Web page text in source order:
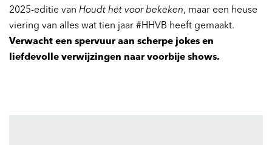
2025-editie van Houdt het voor bekeken, maar een heuse
viering van alles wat tien jaar #HHVB heeft gemaakt.
Verwacht een spervuur aan scherpe jokes en
liefdevolle verwijzingen naar voorbije shows.